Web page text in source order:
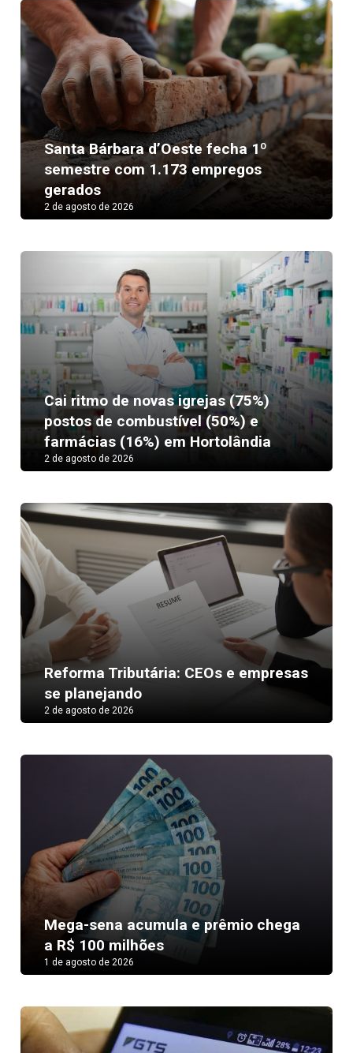
Santa Bárbara d’Oeste fecha 1º
semestre com 1.173 empregos
gerados
2 de agosto de 2026
Cai ritmo de novas igrejas (75%)
postos de combustível (50%) e
farmácias (16%) em Hortolândia
2 de agosto de 2026
Reforma Tributária: CEOs e empresas
se planejando
2 de agosto de 2026
Mega-sena acumula e prêmio chega
a R$ 100 milhões
1 de agosto de 2026